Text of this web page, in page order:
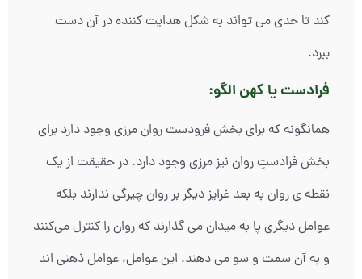
کند تا حدی می تواند به شکل هدایت کننده در آن دست
ببرد.
فرادست یا کهن الگو:
همانگونه که برای بخش فرودست روان مرزی وجود دارد برای
بخش فرادستِ روان نیز مرزی وجود دارد. در حقیقت از یک
نقطه ی روان به بعد غرایز دیگر بر روان چیرگی ندارند بلکه
عوامل دیگری پا به میدان می گذارند که روان را کنترل می‌کنند
و به آن سمت و سو می دهند. این عوامل، عوامل ذهنی اند